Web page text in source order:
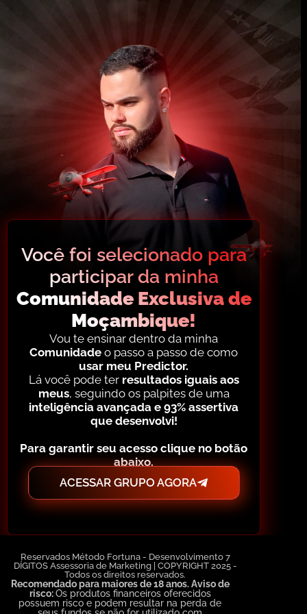
Você foi selecionado para
participar da minha
Comunidade Exclusiva de
Moçambique!
Vou te ensinar dentro da minha
Comunidade o passo a passo de como
usar meu Predictor.
Lá você pode ter resultados iguais aos
meus, seguindo os palpites de uma
inteligência avançada e 93% assertiva
que desenvolvi!
Para garantir seu acesso clique no botão
abaixo.
ACESSAR GRUPO AGORA
Reservados Método Fortuna - Desenvolvimento 7
DÍGITOS Assessoria de Marketing | COPYRIGHT 2025 -
Todos os direitos reservados.
Recomendado para maiores de 18 anos. Aviso de
risco:Os produtos financeiros oferecidos
possuem risco e podem resultar na perda de